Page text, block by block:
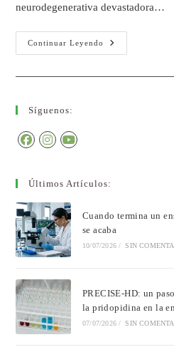
neurodegenerativa devastadora…
Continuar Leyendo
Síguenos:
Últimos Artículos:
Cuando termina un
se acaba
10/07/2026 / SIN
PRECISE-HD: un
la pridopidina en la
07/07/2026 / SIN